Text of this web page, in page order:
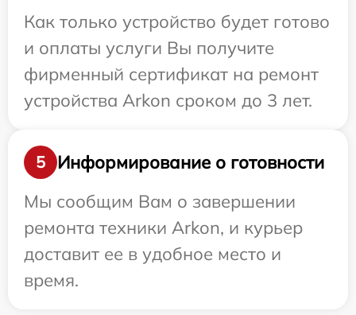
Как только устройство будет готово
и оплаты услуги Вы получите
фирменный сертификат на ремонт
устройства Arkon сроком до 3 лет.
5
Информирование о готовности
Мы сообщим Вам о завершении
ремонта техники Arkon, и курьер
доставит ее в удобное место и
время.